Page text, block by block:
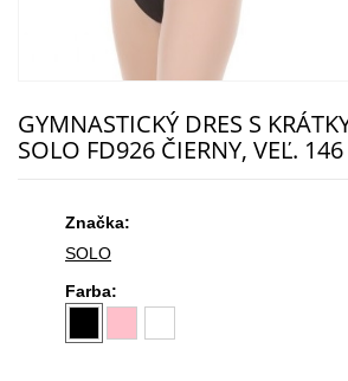
GYMNASTICKÝ DRES S
SOLO FD926 ČIERNY, VEĽ. 146
Značka:
SOLO
Farba: